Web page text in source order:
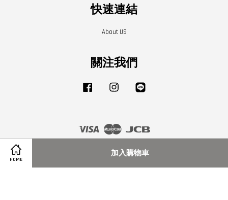
HOME
加入購物車
快速連結
About US
關注我們
Facebook Instagram
Visa Master